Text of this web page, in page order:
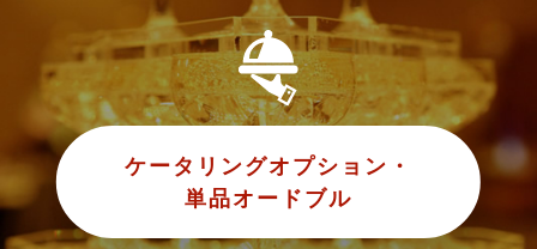
ケータリングオプション・
単品オードブル